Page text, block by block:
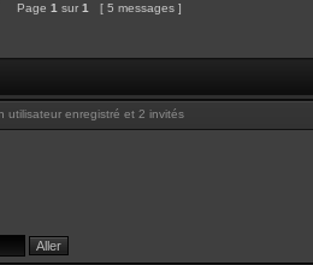
Page 1 sur 1 [ 5 messages ]
utilisateur enregistré et 2 invités